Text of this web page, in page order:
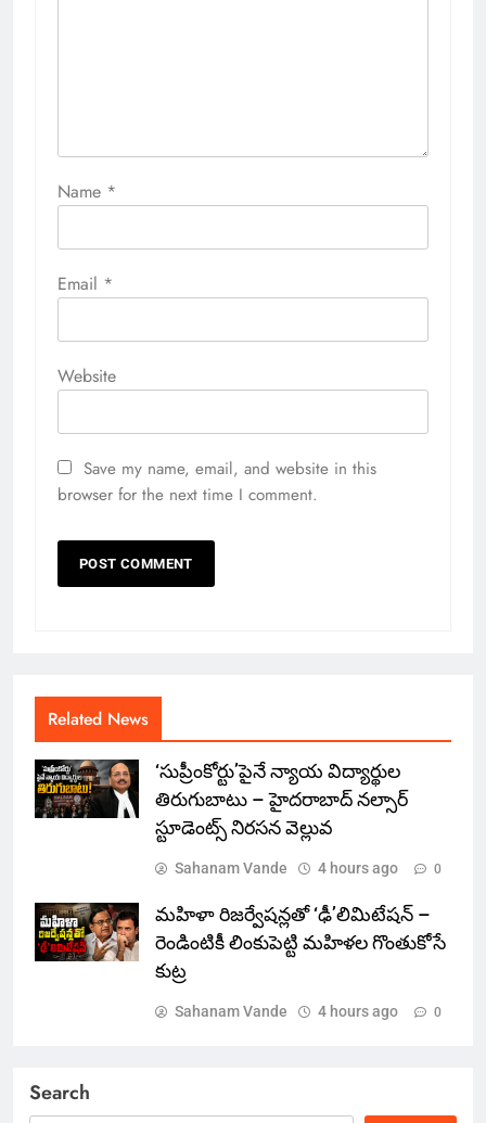
Name *
Email *
Website
Save my name, email, and website in this
browser for the next time I comment.
Related News
‘సుప్రీంకోర్టు’పైనే న్యాయ విద్యార్థుల
తిరుగుబాటు – హైదరాబాద్ నల్సార్
స్టూడెంట్స్ నిరసన వెల్లువ
Sahanam Vande 4 hours ago 0
మహిళా రిజర్వేషన్లతో ‘ఢీ’లిమిటేషన్ –
రెండింటికీ లింకుపెట్టి మహిళల గొంతుకోసే
కుట్ర
Sahanam Vande 4 hours ago 0
Search